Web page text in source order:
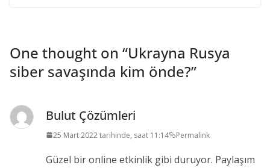
One thought on “Ukrayna Rusya
siber savaşında kim önde?”
Bulut Çözümleri
25 Mart 2022 tarihinde, saat 11:14 Permalink
Güzel bir online etkinlik gibi duruyor. Paylaşım